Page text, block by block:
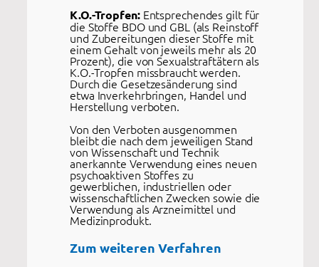
K.O.-Tropfen:Entsprechendes gilt für
die Stoffe BDO und GBL (als Reinstoff
und Zubereitungen dieser Stoffe mit
einem Gehalt von jeweils mehr als 20
Prozent), die von Sexualstraftätern als
K.O.-Tropfen missbraucht werden.
Durch die Gesetzesänderung sind
etwa Inverkehrbringen, Handel und
Herstellung verboten.
Von den Verboten ausgenommen
bleibt die nach dem jeweiligen Stand
von Wissenschaft und Technik
anerkannte Verwendung eines neuen
psychoaktiven Stoffes zu
gewerblichen, industriellen oder
wissenschaftlichen Zwecken sowie die
Verwendung als Arzneimittel und
Medizinprodukt.
Zum weiteren Verfahren